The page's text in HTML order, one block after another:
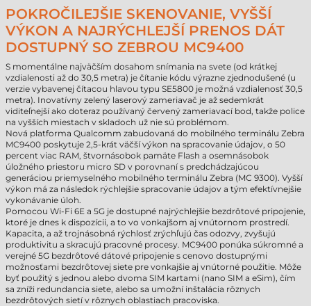
POKROČILEJŠIE SKENOVANIE, VYŠŠÍ
VÝKON A NAJRÝCHLEJŠÍ PRENOS DÁT
DOSTUPNÝ SO ZEBROU MC9400
S momentálne najväčším dosahom snímania na svete (od krátkej
vzdialenosti až do 30,5 metra) je čítanie kódu výrazne zjednodušené (u
verzie vybavenej čítacou hlavou typu SE5800 je možná vzdialenosť 30,5
metra). Inovatívny zelený laserový zameriavač je až sedemkrát
viditeľnejší ako doteraz používaný červený zameriavací bod, takže police
na vyšších miestach v skladoch už nie sú problémom.
Nová platforma Qualcomm zabudovaná do mobilného terminálu Zebra
MC9400 poskytuje 2,5-krát väčší výkon na spracovanie údajov, o 50
percent viac RAM, štvornásobok pamäte Flash a osemnásobok
úložného priestoru micro SD v porovnaní s predchádzajúcou
generáciou priemyselného mobilného terminálu Zebra (MC 9300). Vyšší
výkon má za následok rýchlejšie spracovanie údajov a tým efektívnejšie
vykonávanie úloh.
Pomocou Wi-Fi 6E a 5G je dostupné najrýchlejšie bezdrôtové pripojenie,
ktoré je dnes k dispozícii, a to vo vonkajšom aj vnútornom prostredí.
Kapacita, a až trojnásobná rýchlosť zrýchľujú čas odozvy, zvyšujú
produktivitu a skracujú pracovné procesy. MC9400 ponúka súkromné a
verejné 5G bezdrôtové dátové pripojenie s cenovo dostupnými
možnosťami bezdrôtovej siete pre vonkajšie aj vnútorné použitie. Môže
byť použitý s jednou alebo dvoma SIM kartami (nano SIM a eSim), čím
sa zníži redundancia siete, alebo sa umožní inštalácia rôznych
bezdrôtových sietí v rôznych oblastiach pracoviska.